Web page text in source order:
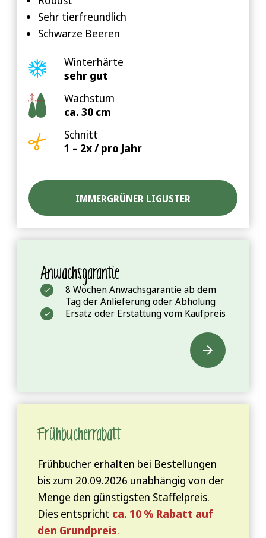
Sehr tierfreundlich
Schwarze Beeren
Winterhärte
sehr gut
Wachstum
ca. 30 cm
Schnitt
1 – 2x / pro Jahr
IMMERGRÜNER LIGUSTER
Anwachsgarantie
8 Wochen Anwachsgarantie ab dem
Tag der Anlieferung oder Abholung
Ersatz oder Erstattung vom Kaufpreis
Frühbucher­rabatt
Frühbucher erhalten bei Bestellungen
bis zum 20.09.2026 unabhängig von der
Menge den günstigsten Staffelpreis.
Dies entspricht ca. 10 % Rabatt auf
den Grundpreis.